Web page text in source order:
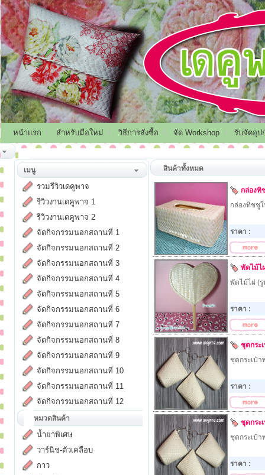
หน้าแรก สำหรับมือใหม่ วิธีการสั่งซื้อ จัด Workshop รับจัดอุป
เมนู
รวมรีวิวเดคูพาจ
รีวิวงานเดคูพาจ 1
รีวิวงานเดคูพาจ 2
จัดกิจกรรมนอกสถานที่ 1
จัดกิจกรรมนอกสถานที่ 2
จัดกิจกรรมนอกสถานที่ 3
จัดกิจกรรมนอกสถานที่ 4
จัดกิจกรรมนอกสถานที่ 5
จัดกิจกรรมนอกสถานที่ 6
จัดกิจกรรมนอกสถานที่ 7
จัดกิจกรรมนอกสถานที่ 8
จัดกิจกรรมนอกสถานที่ 9
จัดกิจกรรมนอกสถานที่ 10
จัดกิจกรรมนอกสถานที่ 11
จัดกิจกรรมนอกสถานที่ 12
หมวดสินค้า
น้ำยาพิเศษ
วาร์นิช-ตัวเคลือบ
กาว
สินค้าทั้งหมด
กล่องทิ
กล่องทิชชู
ราคา :
พัดไม้ไ
พัดไม้ไผ่ (
ราคา :
ชุดกระ
ชุดกระเป๋
ราคา :
ชุดกระ
ชุดกระเป๋
ราคา :